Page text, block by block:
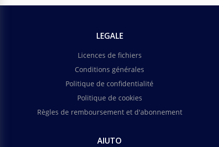
LEGALE
Licences de fichiers
Conditions générales
Politique de confidentialité
Politique de cookies
Règles de remboursement et d'abonnement
AIUTO